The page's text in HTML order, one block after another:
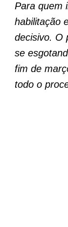
Para quem
habilitação
decisivo. O
se
fim de
todo o